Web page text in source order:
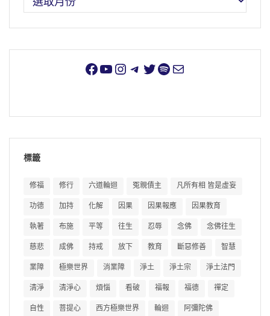
標籤
修福 修行 六道輪迴 冤親債主 凡所有相 皆是虛妄
功德 加持 化解 因果 因果報應 因果教育
執著 布施 平等 往生 忍辱 念佛 念佛往生
慈悲 成佛 持戒 放下 教育 斷惡修善 智慧
業障 極樂世界 消業障 淨土 淨土宗 淨土法門
清淨 清淨心 煩惱 看破 福報 福德 禪定
自性 菩提心 西方極樂世界 輪迴 阿彌陀佛